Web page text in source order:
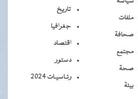
ملفات
صحافة
مجتمع
صحة
بيئة
تاريخ
جغرافيا
اقتصاد
دستور
رئـاسيـات 2024